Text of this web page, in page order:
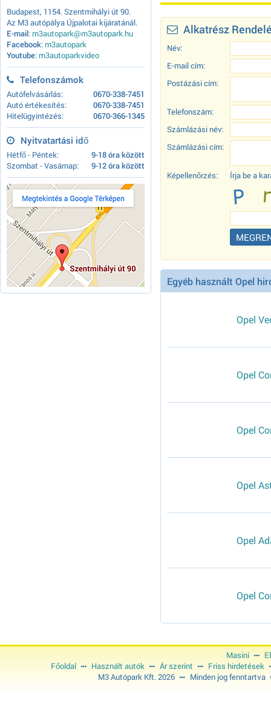
Budapest, 1154. Szentmihályi út 90.
Az M3 autópálya Újpalotai kijáratánál.
E-mail: m3autopark@m3autopark.hu
Facebook: m3autopark
Youtube: m3autoparkvideo
Telefonszámok
Autófelvásárlás:
0670-338-7451
Autó értékesítés:
0670-338-7451
Hitelügyintézés:
0670-366-1345
Nyitvatartási idő
Hétfő - Péntek:
9-18 óra között
Szombat - Vasárnap:
9-12 óra között
Alkatrész
Név:
E-mail cím:
Postázási cím:
Telefonszám:
Számlázási név:
Számlázási cím:
Képellenőrzés: Írja be a
Egyéb használt Opel
Opel
Opel
Opel
Opel
Opel
Opel
Masini
Főoldal
Használt autók Ár szerint
Friss hirdetések
M3 Autópark Kft. 2026
Minden jog fenntartva